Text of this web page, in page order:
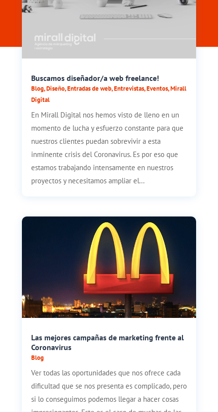
Buscamos diseñador/a web freelance!
Blog,Diseño,Entradas de web,Entrevistas,Eventos,Mirall
Digital
En Mirall Digital nos hemos visto de lleno en un
momento de lucha y esfuerzo constante para que
nuestros clientes puedan sobrevivir a esta
inminente crisis del Coronavirus. Es por eso que
estamos trabajando intensamente en nuestros
proyectos y necesitamos ampliar el...
Las mejores campañas de marketing frente al
Coronavirus
Blog
Ver todas las oportunidades que nos ofrece cada
dificultad que se nos presenta es complicado, pero
si lo conseguimos podemos llegar a hacer cosas